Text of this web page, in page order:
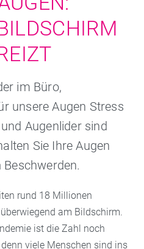
im Büro,
unsere Augen Stress
Augenlider sind
Sie Ihre Augen
rund 18 Millionen
am Bildschirm.
ist die Zahl noch
viele Menschen sind ins